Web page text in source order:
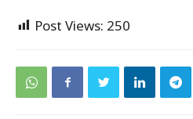
Post Views: 250